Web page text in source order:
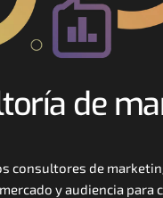
de
consultores de
y audiencia para